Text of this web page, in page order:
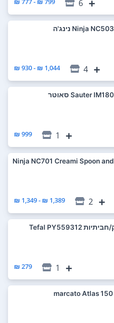
6
4
1,044 ₪ - 930 ₪
1
999 ₪
‏מכונת גלידה Ninja NC701 Creami Spoon and
2
1,389 ₪ - 1,349 ₪
‏מכשיר פנקייק/חביתיות Tefal PY559312
1
279 ₪